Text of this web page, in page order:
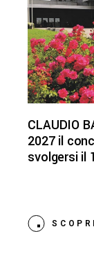
CLAUDIO
2027 il
svolgersi il